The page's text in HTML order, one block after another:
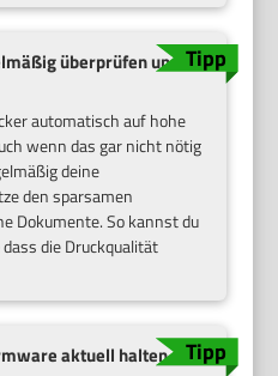
überprüfen und
automatisch auf hohe
wenn das gar nicht nötig
deine
den sparsamen
Dokumente. So kannst du
die Druckqualität
aktuell halten